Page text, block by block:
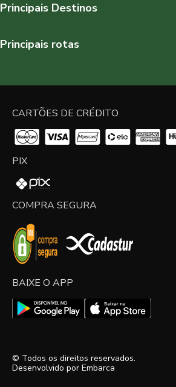
Principais Destinos
Principais rotas
CARTÕES DE CRÉDITO
PIX
COMPRA SEGURA
BAIXE O APP
© Todos os direitos reservados.
Desenvolvido por Embarca